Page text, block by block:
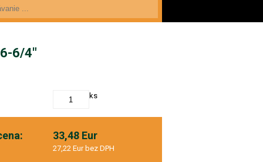
6/4"
ks
33,48 Eur
27,22 Eur bez DPH